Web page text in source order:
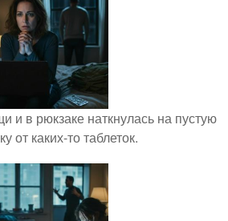
и в рюкзаке наткнулась на пустую
от каких-то таблеток.